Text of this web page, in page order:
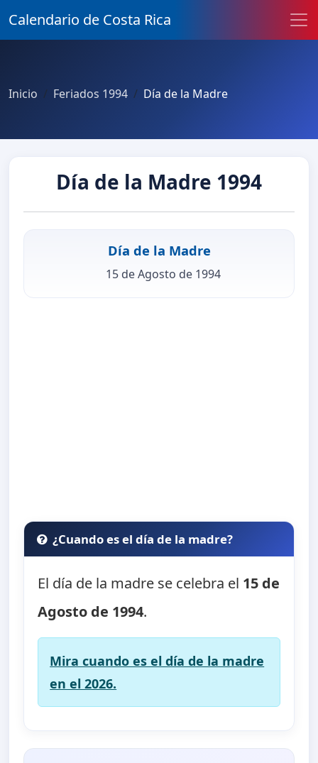
Calendario de Costa Rica
Inicio Feriados 1994 Día de la Madre
Día de la Madre 1994
Día de la Madre
15 de Agosto de 1994
¿Cuando es el día de la madre?
El día de la madre se celebra el 15 de
Agosto de 1994.
Mira cuando es el día de la madre
en el 2026.